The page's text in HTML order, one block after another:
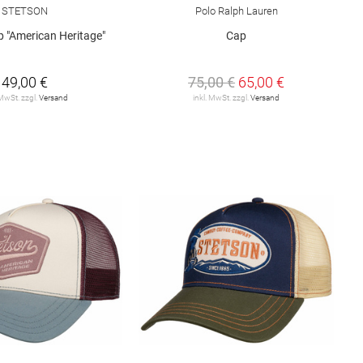
STETSON
"American Heritage"
49,00 €
zzgl.Versand
Polo Ralph Lauren
Cap
75,00 € 65,00 €
inkl. MwSt. zzgl.Versand